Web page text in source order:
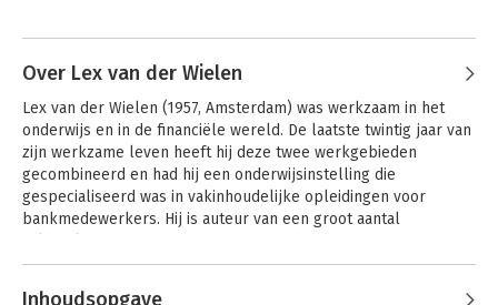
Over Lex van der Wielen
Lex van der Wielen (1957, Amsterdam) was werkzaam in het
onderwijs en in de financiële wereld. De laatste twintig jaar van
zijn werkzame leven heeft hij deze twee werkgebieden
gecombineerd en had hij een onderwijsinstelling die
gespecialiseerd was in vakinhoudelijke opleidingen voor
bankmedewerkers. Hij is auteur van een groot aantal
schrijven van ander materiaal.
Andere boeken door Lex van der
Inhoudsopgave